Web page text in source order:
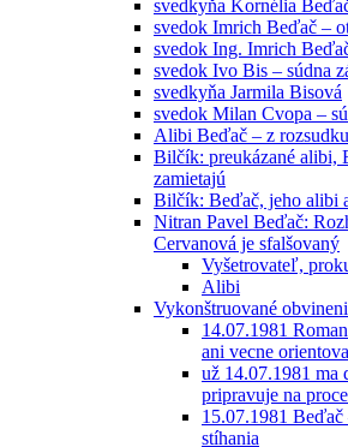
svedkyňa Kornélia
svedok Imrich Beďač –
svedok Ing. Imrich
svedok Ivo Bis – súdna
svedkyňa Jarmila Bisová
svedok Milan Cvopa –
Alibi Beďač – z
Bilčík: preukázané alibi,
zamietajú
Bilčík: Beďač, jeho alibi
Nitran Pavel Beďač:
Cervanová je sfalšovaný
Vyšetrovateľ,
Alibi
Vykonštruované
14.07.1981
ani vecne
už 14.07.1981 ma
pripravuje na
15.07.1981 Beďač
stíhania